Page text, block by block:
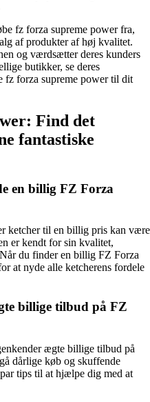
fz forza supreme power fra,
af produkter af høj kvalitet.
og værdsætter deres kunders
butikker, se deres
fz forza supreme power til dit
Find det
fantastiske
en billig FZ Forza
ketcher til en billig pris kan være
er kendt for sin kvalitet,
du finder en billig FZ Forza
at nyde alle ketcherens fordele
billige tilbud på FZ
ægte billige tilbud på
dårlige køb og skuffende
tips til at hjælpe dig med at